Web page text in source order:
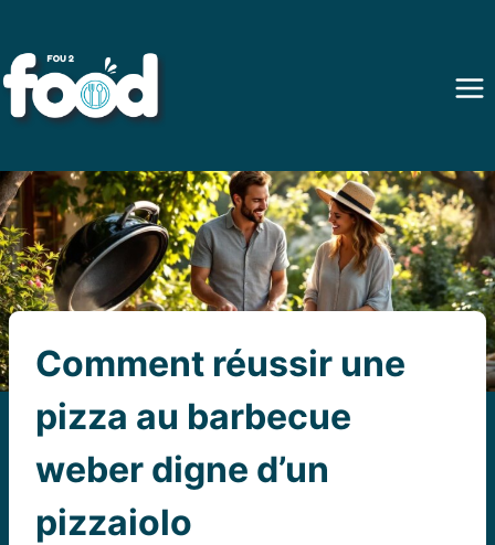
contenu
Comment réussir une
pizza au barbecue
weber digne d’un
pizzaiolo